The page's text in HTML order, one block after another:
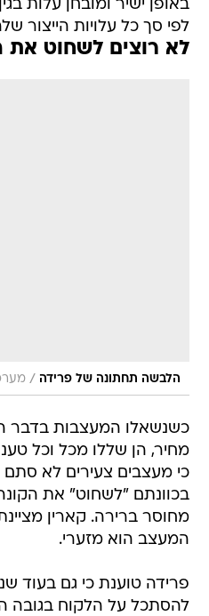
באופן ישיר ומובחן עלות
לפי סך כל עלויות הייצור
לא רוצים לשחוט את
הלבשה תחתונה של פרידה /
כשנשאלו המעצבות בדבר
כי מעצבים צעירים לא סתם
בכוונתם "לשחוט" את
מחוסר ברירה. קארין
המעצב הוא מזערי.
פרידה טוענת כי גם בעוד
להסתכל על הלקוח בגובה